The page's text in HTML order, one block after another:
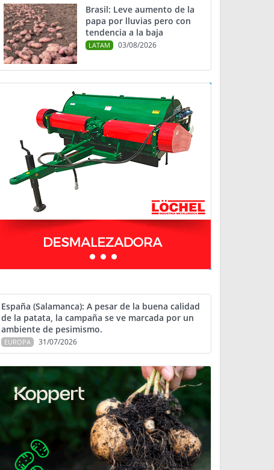
Brasil: Leve aumento de la
papa por lluvias pero con
tendencia a la baja
LATAM 03/08/2026
España (Salamanca): A pesar de la buena calidad
de la patata, la campaña se ve marcada por un
ambiente de pesimismo.
EUROPA 31/07/2026